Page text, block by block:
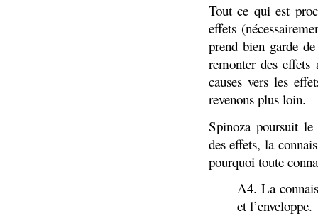
Tout ce qui est
effets
prend bien garde
remonter des
causes vers les
revenons plus loin.
Spinoza poursuit le
des effets, la
pourquoi toute
A4. La
et l’enveloppe.